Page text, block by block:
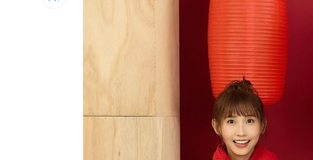
華邦電Q2獲利創高！上半年EPS達7.65元 19:10
割頸案受害家屬揭這真相！指加害者無誠意 19:08
林安可二軍連轟有原因 好友陳傑憲揭內幕
韓國羽球大師賽發威 蘇力揚挺進男單8強 19:01
大世科上半年獲利創新高！EPS 1.58元 18:58
台灣彩券開獎直播中